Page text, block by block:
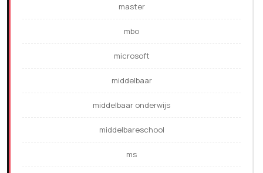
master
mbo
microsoft
middelbaar
middelbaar onderwijs
middelbareschool
ms